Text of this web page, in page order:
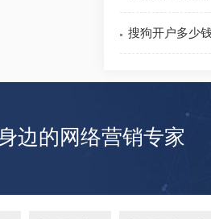
搜狗开户多少
边的网络营销专家